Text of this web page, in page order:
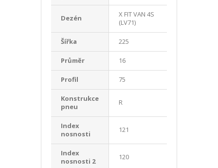
Dezén
X FIT VAN 4S
(LV71)
Šířka 225
Průměr 16
Profil 75
Konstrukce
pneu
R
Index
nosnosti
121
Index
nosnosti 2
120